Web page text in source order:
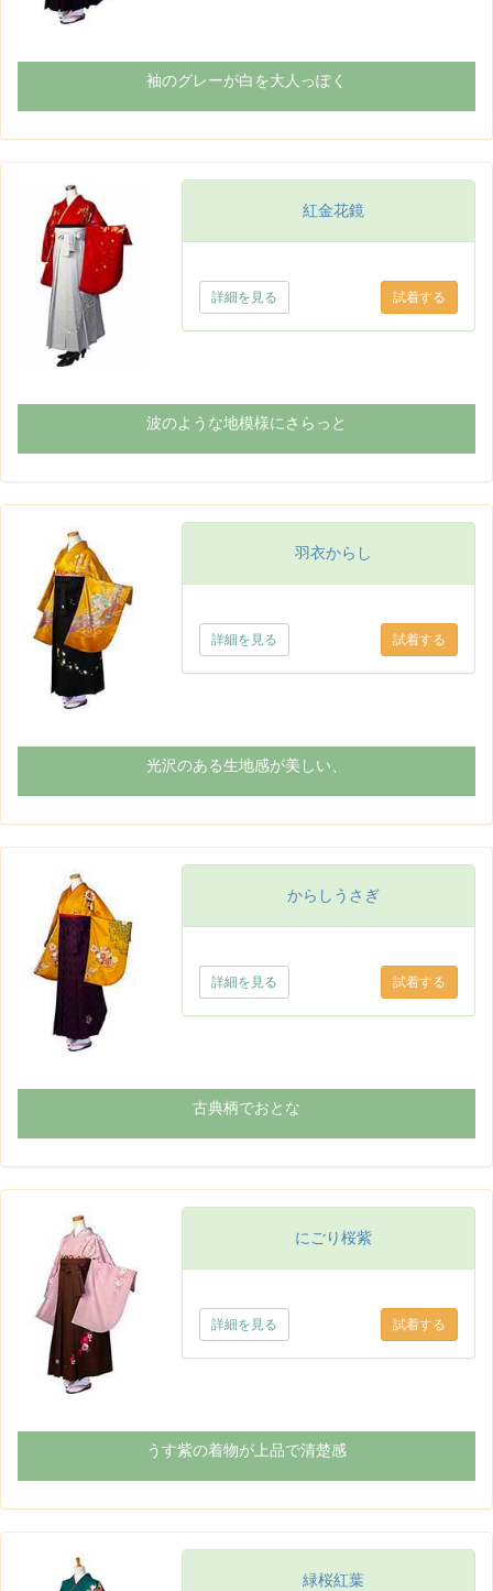
袖のグレーが白を大人っぽく
紅金花鏡
詳細を見る
波のような地模様にさらっと
羽衣からし
詳細を見る
光沢のある生地感が美しい、
からしうさぎ
詳細を見る
古典柄でおとな
にごり桜紫
詳細を見る
うす紫の着物が上品で清楚感
緑桜紅葉